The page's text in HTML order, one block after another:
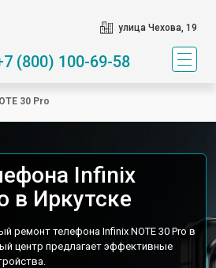
улица Чехова, 19
(800) 100-69-58
30 Pro
Infinix
в Иркутске
ремонт телефона Infinix NOTE 30 Pro в
центр предлагает эффективные